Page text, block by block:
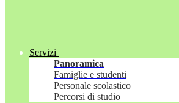
Servizi
Panoramica
Famiglie e studenti
Personale scolastico
Percorsi di studio